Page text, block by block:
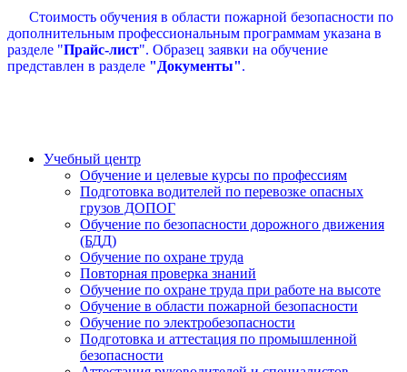
Стоимость обучения в области пожарной безопасности по
дополнительным профессиональным программам указана в
разделе "Прайс-лист". Образец заявки на обучение
представлен в разделе "Документы".
Учебный центр
Обучение и целевые курсы по профессиям
Подготовка водителей по перевозке опасных
грузов ДОПОГ
Обучение по безопасности дорожного движения
(БДД)
Обучение по охране труда
Повторная проверка знаний
Обучение по охране труда при работе на высоте
Обучение в области пожарной безопасности
Обучение по электробезопасности
Подготовка и аттестация по промышленной
безопасности